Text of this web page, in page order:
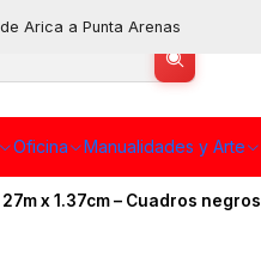
Oficina Manualidades y Arte
Arica a Punta Arenas
x 1.37cm – Cuadros negros